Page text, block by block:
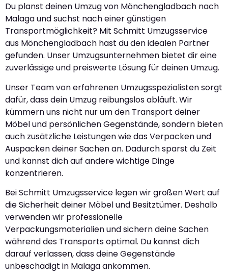
Du planst deinen Umzug von Mönchengladbach nach
Malaga und suchst nach einer günstigen
Transportmöglichkeit? Mit Schmitt Umzugsservice
aus Mönchengladbach hast du den idealen Partner
gefunden. Unser Umzugsunternehmen bietet dir eine
zuverlässige und preiswerte Lösung für deinen Umzug.
Unser Team von erfahrenen Umzugsspezialisten sorgt
dafür, dass dein Umzug reibungslos abläuft. Wir
kümmern uns nicht nur um den Transport deiner
Möbel und persönlichen Gegenstände, sondern bieten
auch zusätzliche Leistungen wie das Verpacken und
Auspacken deiner Sachen an. Dadurch sparst du Zeit
und kannst dich auf andere wichtige Dinge
konzentrieren.
Bei Schmitt Umzugsservice legen wir großen Wert auf
die Sicherheit deiner Möbel und Besitztümer. Deshalb
verwenden wir professionelle
Verpackungsmaterialien und sichern deine Sachen
während des Transports optimal. Du kannst dich
darauf verlassen, dass deine Gegenstände
unbeschädigt in Malaga ankommen.